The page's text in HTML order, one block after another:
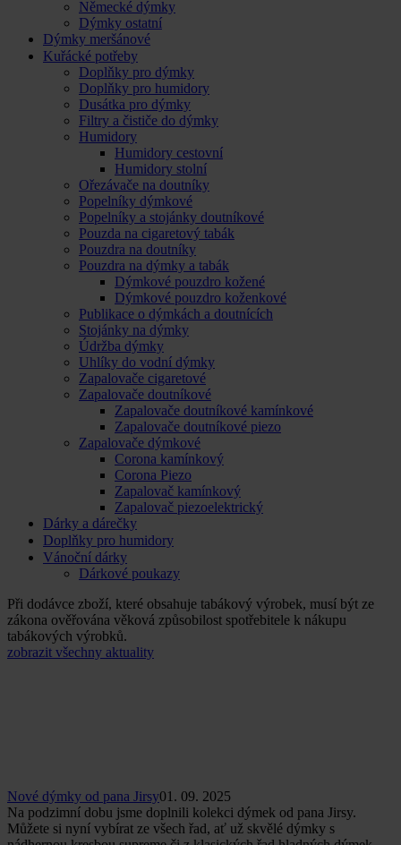
Německé dýmky
Dýmky ostatní
Dýmky meršánové
Kuřácké potřeby
Doplňky pro dýmky
Doplňky pro humidory
Dusátka pro dýmky
Filtry a čističe do dýmky
Humidory
Humidory cestovní
Humidory stolní
Ořezávače na doutníky
Popelníky dýmkové
Popelníky a stojánky doutníkové
Pouzda na cigaretový tabák
Pouzdra na doutníky
Pouzdra na dýmky a tabák
Dýmkové pouzdro kožené
Dýmkové pouzdro koženkové
Publikace o dýmkách a doutnících
Stojánky na dýmky
Údržba dýmky
Uhlíky do vodní dýmky
Zapalovače cigaretové
Zapalovače doutníkové
Zapalovače doutníkové kamínkové
Zapalovače doutníkové piezo
Zapalovače dýmkové
Corona kamínkový
Corona Piezo
Zapalovač kamínkový
Zapalovač piezoelektrický
Dárky a dárečky
Doplňky pro humidory
Vánoční dárky
Dárkové poukazy
Při dodávce zboží, které obsahuje tabákový výrobek, musí být ze
zákona ověřována věková způsobilost spotřebitele k nákupu
tabákových výrobků.
zobrazit všechny aktuality
Nové dýmky od pana Jirsy01. 09. 2025
Na podzimní dobu jsme doplnili kolekci dýmek od pana Jirsy.
Můžete si nyní vybírat ze všech řad, ať už skvělé dýmky s